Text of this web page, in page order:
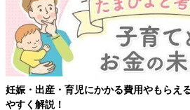
やもらえる補助金・助成金をわかり